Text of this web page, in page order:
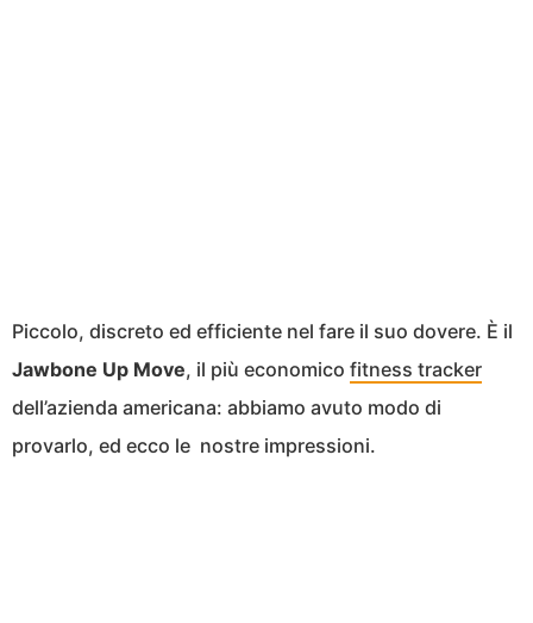
Piccolo, discreto ed efficiente nel fare il suo dovere. È il
Jawbone Up Move, il più economico fitness tracker
dell’azienda americana: abbiamo avuto modo di
provarlo, ed ecco le nostre impressioni.